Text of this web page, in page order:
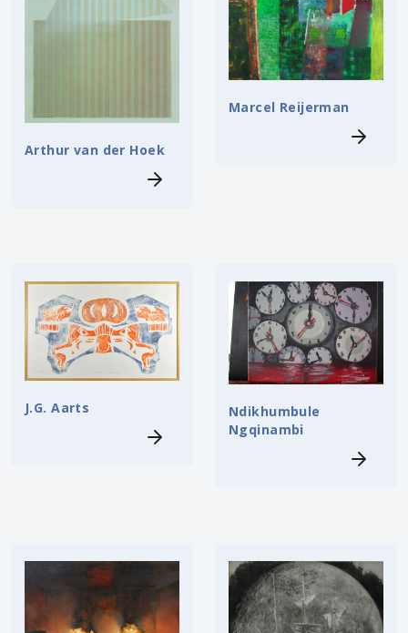
Arthur van der Hoek
Marcel Reijerman
J.G. Aarts
Ndikhumbule
Ngqinambi